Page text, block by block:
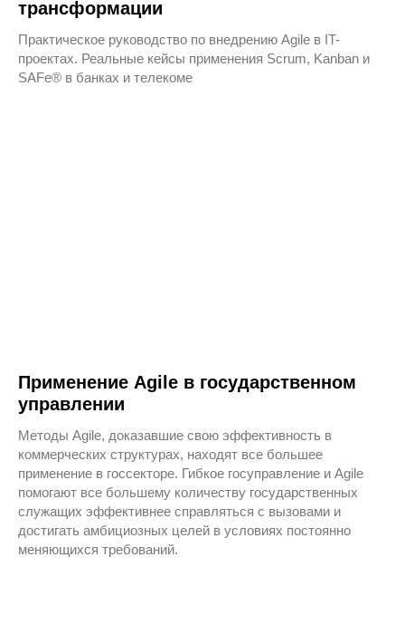
трансформации
Практическое руководство по внедрению Agile в IT-
проектах. Реальные кейсы применения Scrum, Kanban и
SAFe® в банках и телекоме
Применение Agile в государственном
управлении
Методы Agile, доказавшие свою эффективность в
коммерческих структурах, находят все большее
применение в госсекторе. Гибкое госуправление и Agile
помогают все большему количеству государственных
служащих эффективнее справляться с вызовами и
достигать амбициозных целей в условиях постоянно
меняющихся требований.
Контакты
© Лидеры изменений, 2026
Политика конфиденциальности
Договор-оферта